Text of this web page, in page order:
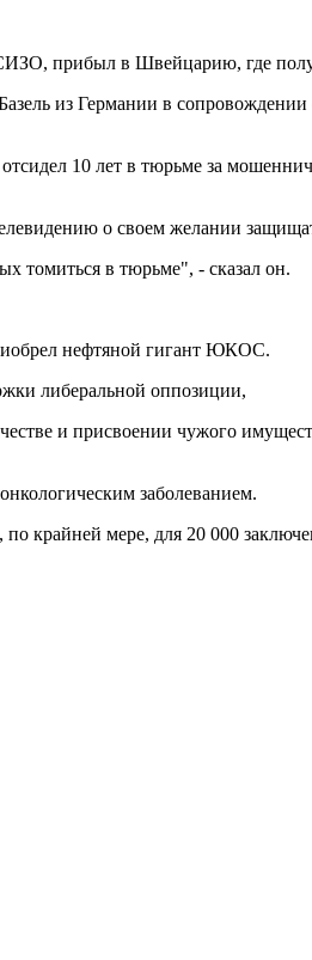
прибыл в Швейцарию, где
из Германии в
10 лет в тюрьме за
о своем желании
томиться в тюрьме", - сказал он.
нефтяной гигант ЮКОС.
либеральной оппозиции,
и присвоении чужого
заболеванием.
крайней мере, для 20 000